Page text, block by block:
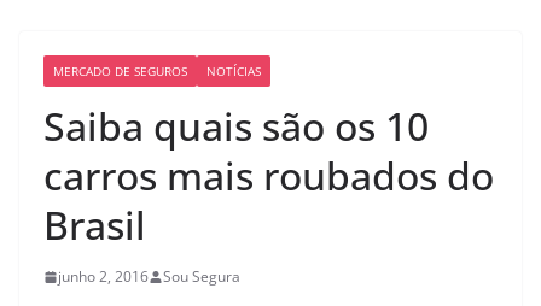
MERCADO DE SEGUROS NOTÍCIAS
Saiba quais são os 10
carros mais roubados do
Brasil
junho 2, 2016 Sou Segura